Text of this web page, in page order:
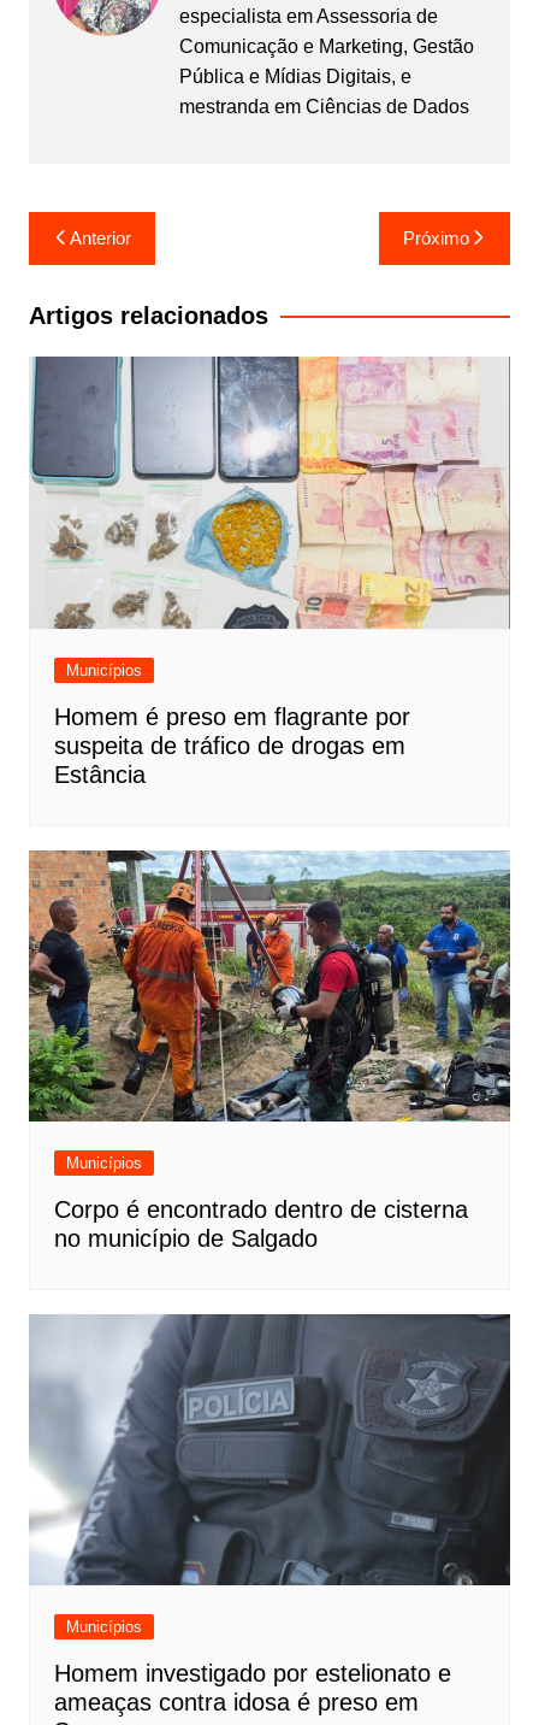
especialista em Assessoria de
Comunicação e Marketing, Gestão
Pública e Mídias Digitais, e
mestranda em Ciências de Dados
Navegação
de
Post
Anterior Próximo
Artigos relacionados
Municípios
Homem é preso em flagrante por
suspeita de tráfico de drogas em
Estância
Municípios
Corpo é encontrado dentro de cisterna
no município de Salgado
Municípios
Homem investigado por estelionato e
ameaças contra idosa é preso em